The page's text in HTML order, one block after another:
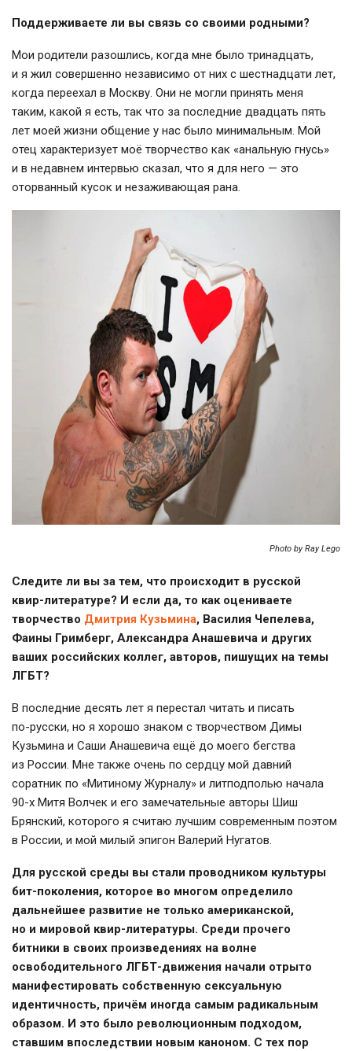
Поддерживаете ли вы связь со своими родными?
Мои родители разошлись, когда мне было тринадцать,
и я жил совершенно независимо от них с шестнадцати лет,
когда переехал в Москву. Они не могли принять меня
таким, какой я есть, так что за последние двадцать пять
лет моей жизни общение у нас было минимальным. Мой
отец характеризует моё творчество как «анальную гнусь»
и в недавнем интервью сказал, что я для него — это
оторванный кусок и незаживающая рана.
Photo by Ray Lego
Следите ли вы за тем, что происходит в русской
квир-литературе? И если да, то как оцениваете
творчество Дмитрия Кузьмина, Василия Чепелева,
Фаины Гримберг, Александра Анашевича и других
ваших российских коллег, авторов, пишущих на темы
ЛГБТ?
В последние десять лет я перестал читать и писать
по-русски, но я хорошо знаком с творчеством Димы
Кузьмина и Саши Анашевича ещё до моего бегства
из России. Мне также очень по сердцу мой давний
соратник по «Митиному Журналу» и литподполью начала
90-х Митя Волчек и его замечательные авторы Шиш
Брянский, которого я считаю лучшим современным поэтом
в России, и мой милый эпигон Валерий Нугатов.
Для русской среды вы стали проводником культуры
бит-поколения, которое во многом определило
дальнейшее развитие не только американской,
но и мировой квир-литературы. Среди прочего
битники в своих произведениях на волне
освободительного ЛГБТ-движения начали отрыто
манифестировать собственную сексуальную
идентичность, причём иногда самым радикальным
образом. И это было революционным подходом,
ставшим впоследствии новым каноном. С тех пор